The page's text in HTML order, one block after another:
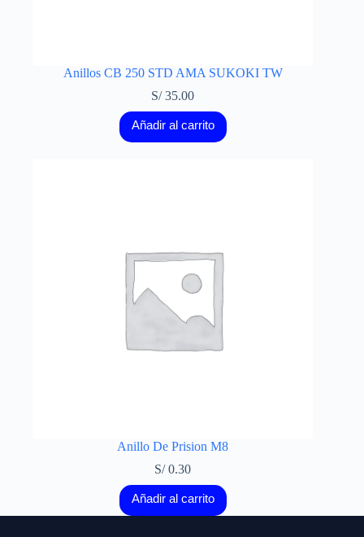
Anillos CB 250 STD AMA SUKOKI TW
S/35.00
Añadir al carrito
Anillo De Prision M8
S/0.30
Añadir al carrito